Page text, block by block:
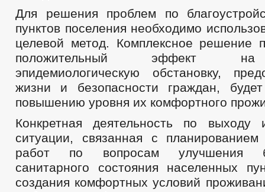
Для решения проблем по
пунктов поселения необходимо
целевой метод. Комплексное решение
положительный эффект на
эпидемиологическую обстановку,
жизни и безопасности граждан, будет
повышению уровня их комфортного
Конкретная деятельность по выходу
ситуации, связанная с
работ по вопросам улучшения
санитарного состояния населенных
создания комфортных условий